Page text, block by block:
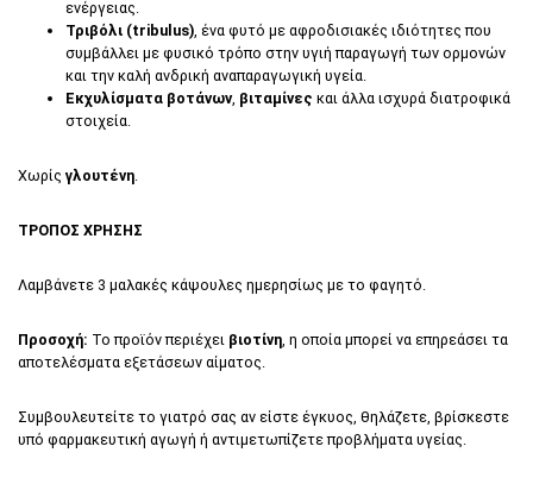
ενέργειας.
Τριβόλι (tribulus), ένα φυτό με αφροδισιακές ιδιότητες που
συμβάλλει με φυσικό τρόπο στην υγιή παραγωγή των ορμονών
και την καλή ανδρική αναπαραγωγική υγεία.
Εκχυλίσματα βοτάνων, βιταμίνες και άλλα ισχυρά διατροφικά
στοιχεία.
Χωρίς γλουτένη.
ΤΡΟΠΟΣ ΧΡΗΣΗΣ
Λαμβάνετε 3 μαλακές κάψουλες ημερησίως με το φαγητό.
Προσοχή: To προϊόν περιέχει βιοτίνη, η οποία μπορεί να επηρεάσει τα
αποτελέσματα εξετάσεων αίματος.
Συμβουλευτείτε το γιατρό σας αν είστε έγκυος, θηλάζετε, βρίσκεστε
υπό φαρμακευτική αγωγή ή αντιμετωπίζετε προβλήματα υγείας.